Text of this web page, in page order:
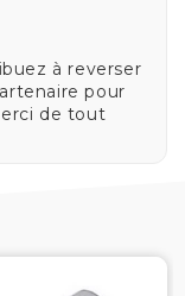
à reverser
pour
de tout